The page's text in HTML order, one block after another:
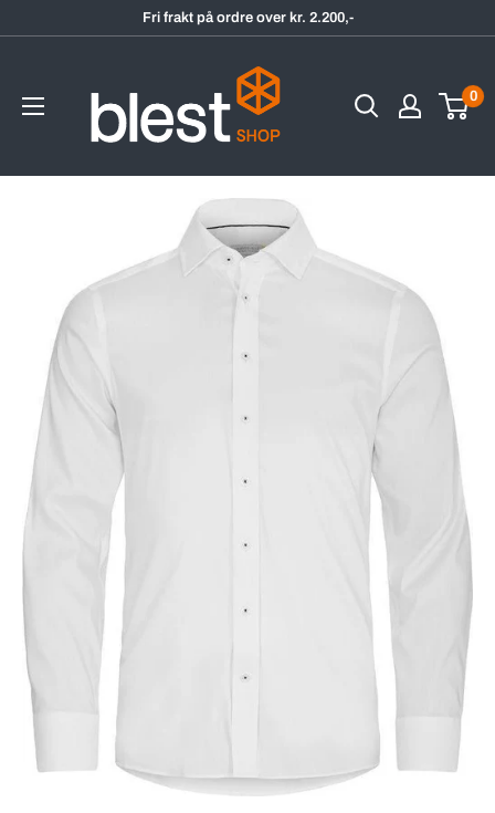
Fri frakt på ordre over kr. 2.200,-
0